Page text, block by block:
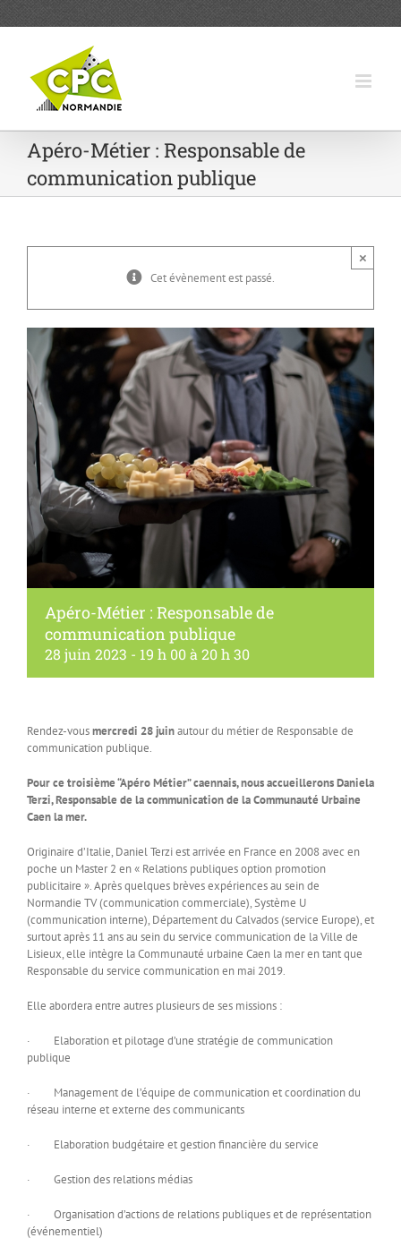
Apéro-Métier : Responsable de
communication publique
Cet évènement est passé.
×
Apéro-Métier : Responsable de
communication publique
28 juin 2023 - 19 h 00à 20 h 30
Rendez-vousmercredi 28 juinautour du métier de Responsable de
communication publique.
Pour ce troisième “Apéro Métier” caennais, nous accueillerons Daniela
Terzi, Responsable de la communication de la Communauté Urbaine
Caen la mer.
Originaire d’Italie, Daniel Terzi est arrivée en France en 2008 avec en
poche un Master 2 en « Relations publiques option promotion
publicitaire ». Après quelques brèves expériences au sein de
Normandie TV (communication commerciale), Système U
(communication interne), Département du Calvados (service Europe), et
surtout après 11 ans au sein du service communication de la Ville de
Lisieux, elle intègre la Communauté urbaine Caen la mer en tant que
Responsable du service communication en mai 2019.
Elle abordera entre autres plusieurs de ses missions :
· Elaboration et pilotage d’une stratégie de communication
publique
· Management de l’équipe de communication et coordination du
réseau interne et externe des communicants
· Elaboration budgétaire et gestion financière du service
· Gestion des relations médias
· Organisation d’actions de relations publiques et de représentation
(événementiel)